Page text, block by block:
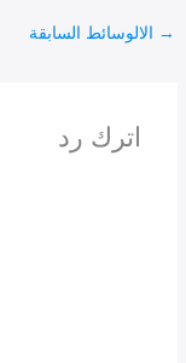
→ الالوسائط السابقة
اترك رد